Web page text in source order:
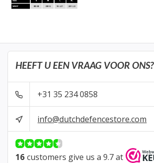
HEEFT U EEN VRAAG VOOR ONS?
+31 35 234 0858
info@dutchdefencestore.com
16 customers give us a 9.7 at